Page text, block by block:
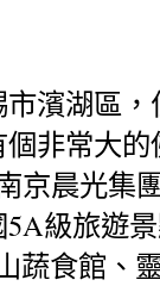
濱湖區
非常大
京晨光集
級旅遊
蔬食館、